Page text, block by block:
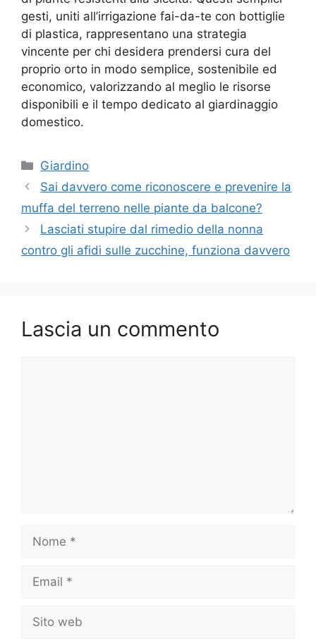
gesti, uniti all’irrigazione fai-da-te con bottiglie
di plastica, rappresentano una strategia
vincente per chi desidera prendersi cura del
proprio orto in modo semplice, sostenibile ed
economico, valorizzando al meglio le risorse
disponibili e il tempo dedicato al giardinaggio
domestico.
Categorie
Giardino
Sai davvero come riconoscere e prevenire la
muffa del terreno nelle piante da balcone?
Lasciati stupire dal rimedio della nonna
contro gli afidi sulle zucchine, funziona davvero
Lascia un commento
web